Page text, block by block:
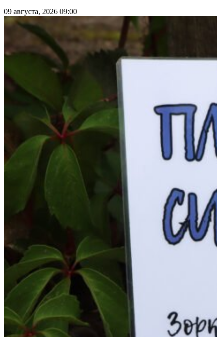
09 августа, 2026 09:00